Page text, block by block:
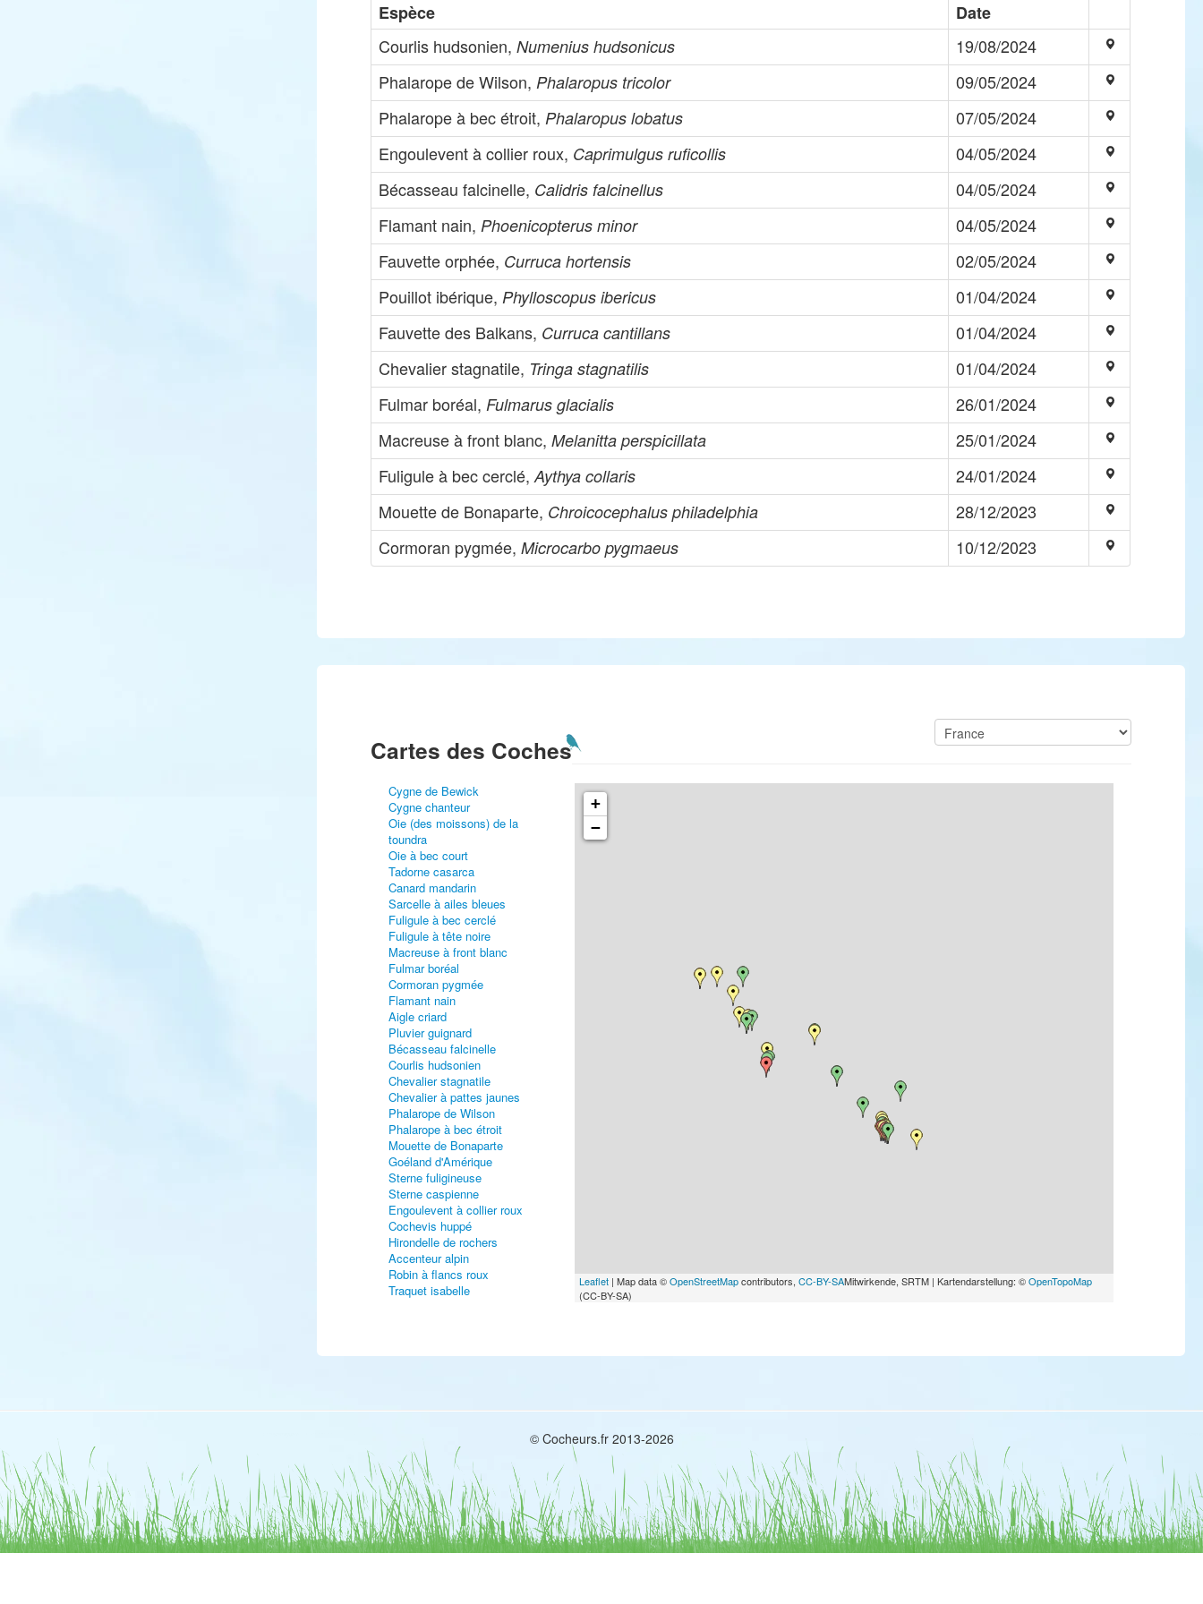
Espèce
Date
Courlis hudsonien,Numenius hudsonicus
19/08/2024
Phalarope de Wilson, Phalaropus tricolor
09/05/2024
Phalarope à bec étroit, Phalaropus lobatus
07/05/2024
Engoulevent à collier roux, Caprimulgus ruficollis
04/05/2024
Bécasseau falcinelle, Calidris falcinellus
04/05/2024
Flamant nain, Phoenicopterus minor
04/05/2024
Fauvette orphée, Curruca hortensis
02/05/2024
Pouillot ibérique, Phylloscopus ibericus
01/04/2024
Fauvette des Balkans, Curruca cantillans
01/04/2024
Chevalier stagnatile, Tringa stagnatilis
01/04/2024
Fulmar boréal, Fulmarus glacialis
26/01/2024
Macreuse à front blanc,Melanitta perspicillata
25/01/2024
Fuligule à bec cerclé,Aythya collaris
24/01/2024
Mouette de Bonaparte, Chroicocephalus philadelphia
28/12/2023
Cormoran pygmée,Microcarbo pygmaeus 10/12/2023
Cartes des Coches
Cygne de Bewick
Cygne chanteur
Oie (des moissons) de la
toundra
Oie à bec court
Tadorne casarca
Canard mandarin
Sarcelle à ailes bleues
Fuligule à bec cerclé
Fuligule à tête noire
Macreuse à front blanc
Fulmar boréal
Cormoran pygmée
Flamant nain
Aigle criard
Pluvier guignard
Bécasseau falcinelle
Courlis hudsonien
Chevalier stagnatile
Chevalier à pattes jaunes
Phalarope de Wilson
Phalarope à bec étroit
Mouette de Bonaparte
Goéland d'Amérique
Sterne fuligineuse
Sterne caspienne
Engoulevent à collier roux
Cochevis huppé
Hirondelle de rochers
Accenteur alpin
Robin à flancs roux
Traquet isabelle
Pouillot siffleur
+
−
Leaflet| Map data ©OpenStreetMapcontributors, CC-BY-SAMitwirkende, SRTM | Kartendarstellung: ©OpenTopoMap
(CC-BY-SA)
© Cocheurs.fr 2013-2026